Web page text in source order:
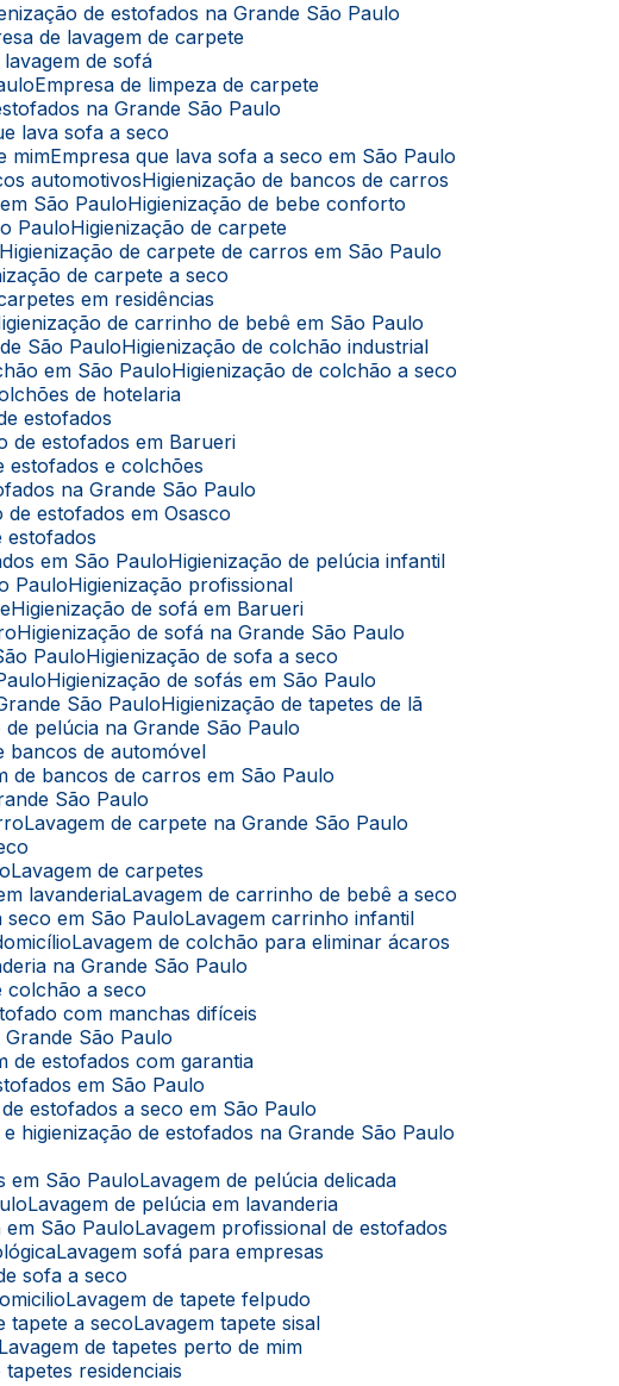
de estofados na Grande São Paulo
de lavagem de carpete
lavagem de sofá
Empresa de limpeza de carpete
na Grande São Paulo
lava sofa a seco
mim Empresa que lava sofa a seco em São Paulo
automotivos
Higienização de bancos de carros
São Paulo
Higienização de bebe conforto
Paulo
Higienização de carpete
Higienização de carpete de carros em São Paulo
de carpete a seco
em residências
Higienização de carrinho de bebê em São Paulo
São Paulo
Higienização de colchão industrial
em São Paulo
Higienização de colchão a seco
de hotelaria
estofados
de estofados em Barueri
estofados e colchões
na Grande São Paulo
de estofados em Osasco
estofados
em São Paulo
Higienização de pelúcia infantil
Paulo
Higienização profissional
Higienização de sofá em Barueri
Higienização de sofá na Grande São Paulo
Paulo
Higienização de sofa a seco
Higienização de sofás em São Paulo
São Paulo
Higienização de tapetes de lã
de pelúcia na Grande São Paulo
bancos de automóvel
de bancos de carros em São Paulo
São Paulo
Lavagem de carpete na Grande São Paulo
Lavagem de carpetes
lavanderia Lavagem de carrinho de bebê a seco
seco em São Paulo Lavagem carrinho infantil
Lavagem de colchão para eliminar ácaros
na Grande São Paulo
colchão a seco
com manchas difíceis
Grande São Paulo
de estofados com garantia
em São Paulo
de estofados a seco em São Paulo
e higienização de estofados na Grande São Paulo
em São Paulo Lavagem de pelúcia delicada
Lavagem de pelúcia em lavanderia
em São Paulo Lavagem profissional de estofados
Lavagem sofá para empresas
sofa a seco
Lavagem de tapete felpudo
tapete a seco Lavagem tapete sisal
Lavagem de tapetes perto de mim
tapetes residenciais